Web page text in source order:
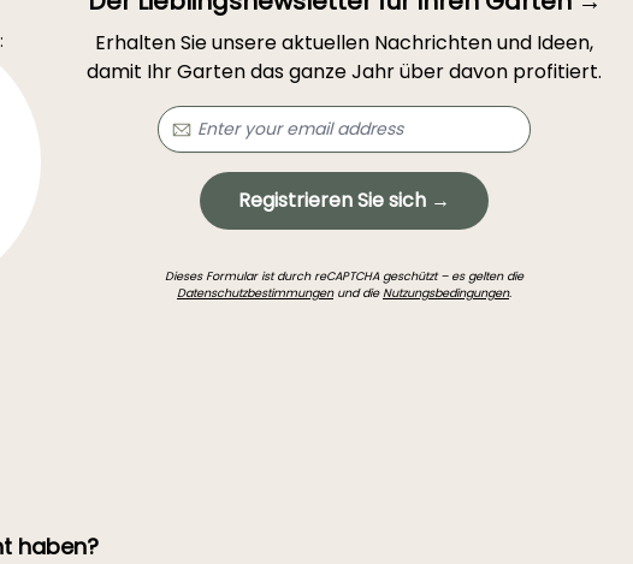
Erhalten Sie unsere aktuellen Nachrichten und Ideen,
damit Ihr Garten das ganze Jahr über davon profitiert.
Registrieren Sie sich →
Dieses Formular ist durch reCAPTCHA geschützt – es gelten die
Datenschutzbestimmungenund dieNutzungsbedingungen.
haben?